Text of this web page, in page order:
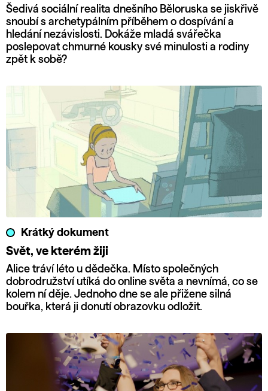
Šedivá sociální realita dnešního Běloruska se jiskřivě
snoubí s archetypálním příběhem o dospívání a
hledání nezávislosti. Dokáže mladá svářečka
poslepovat chmurné kousky své minulosti a rodiny
zpět k sobě?
Krátký dokument
Svět, ve kterém žiji
Alice tráví léto u dědečka. Místo společných
dobrodružství utíká do online světa a nevnímá, co se
kolem ní děje. Jednoho dne se ale přižene silná
bouřka, která ji donutí obrazovku odložit.